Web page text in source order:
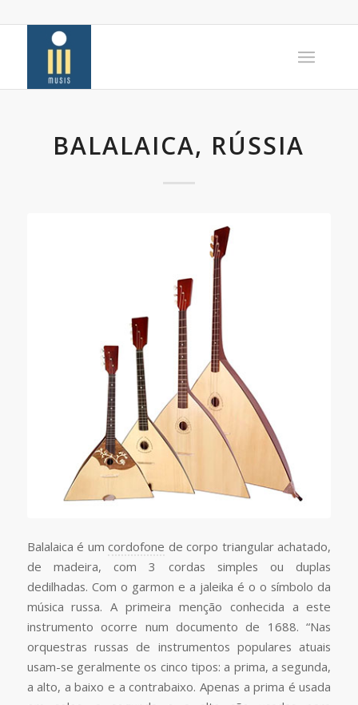
BALALAICA, RÚSSIA
Balalaica é umcordofone de corpo triangular achatado,
de madeira, com 3 cordas simples ou duplas
dedilhadas. Com o garmon e a jaleika é o o símbolo da
música russa. A primeira menção conhecida a este
instrumento ocorre num documento de 1688. “Nas
orquestras russas de instrumentos populares atuais
usam-se geralmente os cinco tipos: a prima, a segunda,
a alto, a baixo e a contrabaixo. Apenas a prima é usada